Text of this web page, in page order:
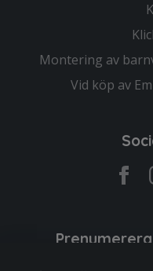
Montering av
Vid köp av